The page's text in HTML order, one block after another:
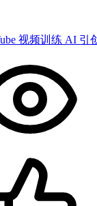
视频训练 AI 引